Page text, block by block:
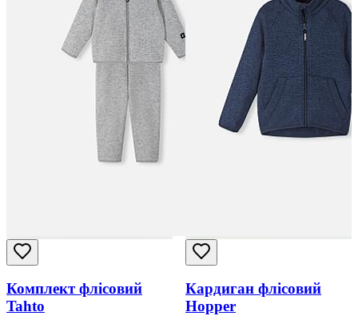
Комплект флісовий
Tahto
Кардиган флісовий
Hopper